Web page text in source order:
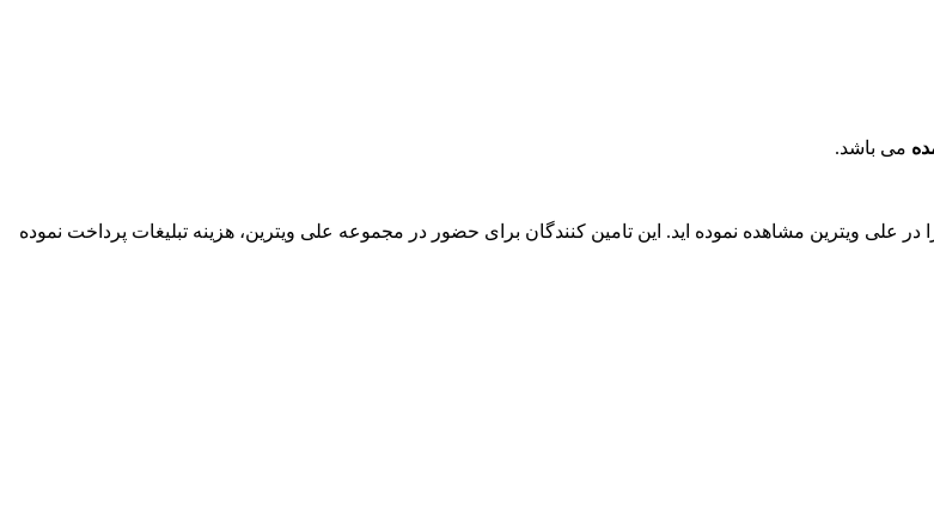
می باشد.
علی ویترین مشاهده نموده اید. این تامین کنندگان برای حضور در مجموعه علی ویترین، هزینه تبلیغات پرداخت نموده